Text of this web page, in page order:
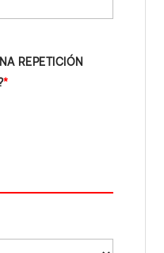
REPETICIÓN